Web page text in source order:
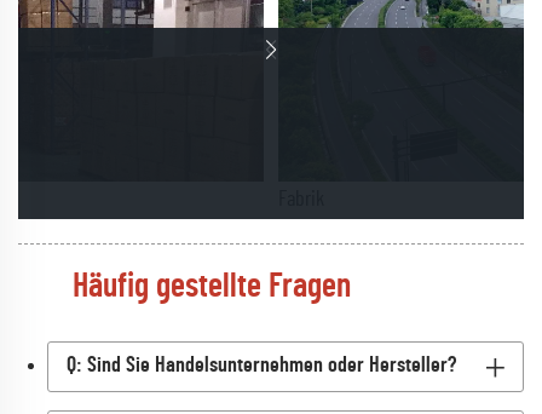
Häufig gestellte Fragen
Q: Sind Sie Handelsunternehmen oder Hersteller?